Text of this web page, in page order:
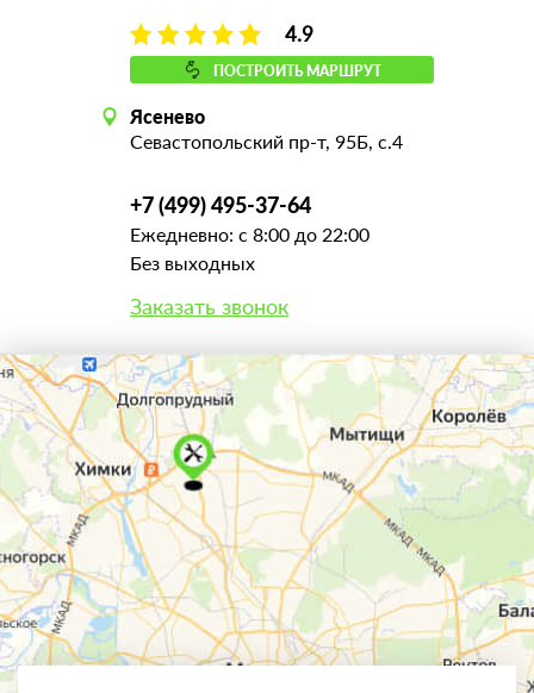
4.9
ПОСТРОИТЬ МАРШРУТ
Ясенево
Севастопольский пр-т, 95Б, с.4
+7 (499) 495-37-64
Ежедневно: с 8:00 до 22:00
Без выходных
Заказать звонок